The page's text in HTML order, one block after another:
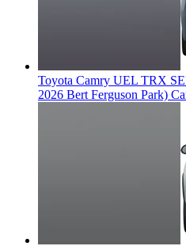
Toyota Camry UEL TRX
2026 Bert Ferguson Park)